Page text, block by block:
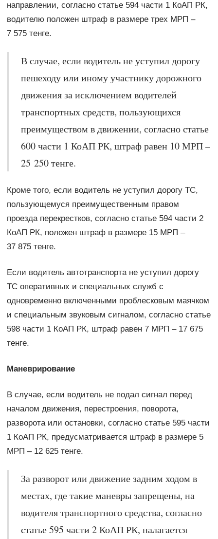
направлении, согласно статье 594 части 1 КоАП РК,
водителю положен штраф в размере трех МРП –
7 575 тенге.
В случае, если водитель не уступил дорогу
пешеходу или иному участнику дорожного
движения за исключением водителей
транспортных средств, пользующихся
преимуществом в движении, согласно статье
600 части 1 КоАП РК, штраф равен 10 МРП –
25 250 тенге.
Кроме того, если водитель не уступил дорогу ТС,
пользующемуся преимущественным правом
проезда перекрестков, согласно статье 594 части 2
КоАП РК, положен штраф в размере 15 МРП –
37 875 тенге.
Если водитель автотранспорта не уступил дорогу
ТС оперативных и специальных служб с
одновременно включенными проблесковым маячком
и специальным звуковым сигналом, согласно статье
598 части 1 КоАП РК, штраф равен 7 МРП – 17 675
тенге.
Маневрирование
В случае, если водитель не подал сигнал перед
началом движения, перестроения, поворота,
разворота или остановки, согласно статье 595 части
1 КоАП РК, предусматривается штраф в размере 5
МРП – 12 625 тенге.
За разворот или движение задним ходом в
местах, где такие маневры запрещены, на
водителя транспортного средства, согласно
статье 595 части 2 КоАП РК, налагается